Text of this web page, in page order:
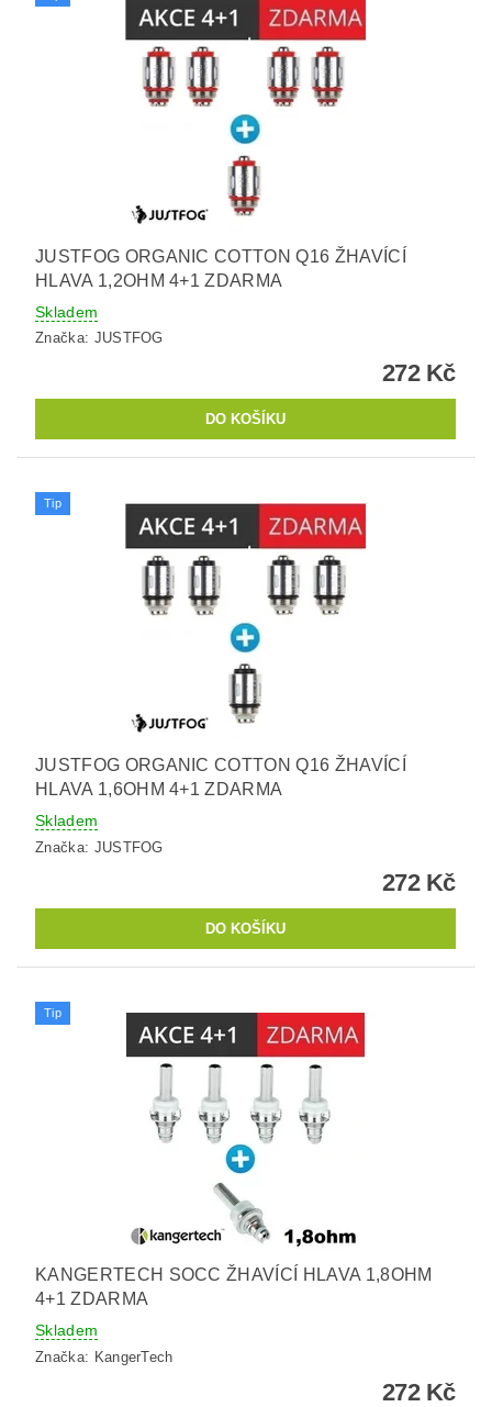
JUSTFOG ORGANIC COTTON Q16 ŽHAVÍCÍ
HLAVA 1,2OHM 4+1 ZDARMA
Skladem
Značka: JUSTFOG
272 Kč
Tip
JUSTFOG ORGANIC COTTON Q16 ŽHAVÍCÍ
HLAVA 1,6OHM 4+1 ZDARMA
Skladem
Značka: JUSTFOG
272 Kč
Tip
KANGERTECH SOCC ŽHAVÍCÍ HLAVA 1,8OHM
4+1 ZDARMA
Skladem
Značka: KangerTech
272 Kč